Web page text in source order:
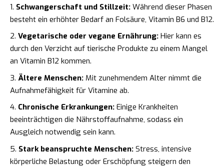
Schwangerschaft und Stillzeit: Während dieser Phasen
besteht ein erhöhter Bedarf an Folsäure, Vitamin B6 und B12.
Vegetarische oder vegane Ernährung: Hier kann es
durch den Verzicht auf tierische Produkte zu einem Mangel
an Vitamin B12 kommen.
Ältere Menschen: Mit zunehmendem Alter nimmt die
Aufnahmefähigkeit für Vitamine ab.
Chronische Erkrankungen: Einige Krankheiten
beeinträchtigen die Nährstoffaufnahme, sodass ein
Ausgleich notwendig sein kann.
Stark beanspruchte Menschen: Stress, intensive
körperliche Belastung oder Erschöpfung steigern den